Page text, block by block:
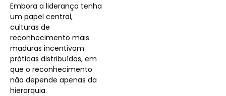
Embora a liderança tenha
um papel central,
culturas de
reconhecimento mais
maduras incentivam
práticas distribuídas, em
que o reconhecimento
não depende apenas da
hierarquia.